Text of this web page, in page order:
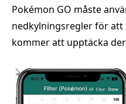
Pokémon GO måste
nedkylningsregler för att
kommer att upptäcka